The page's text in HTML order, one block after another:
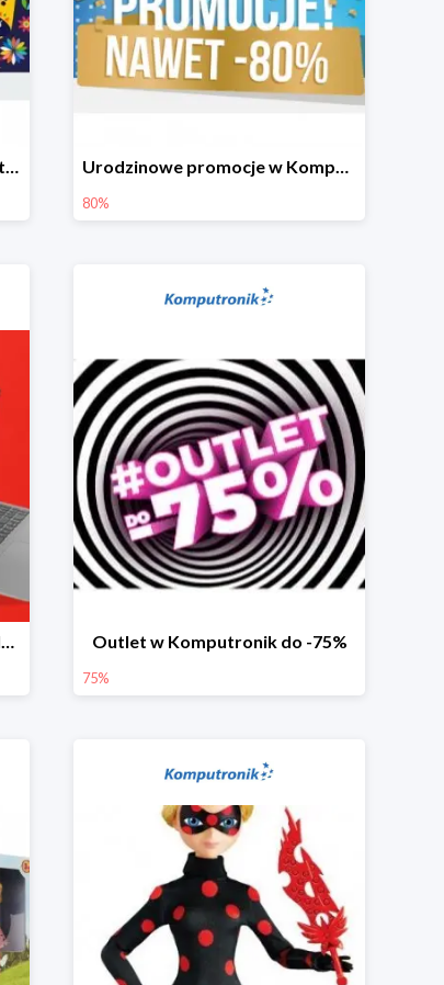
Okazje na Halloween w Komputronik do -80% Urodzinowe promocje w Komputronik do -80%
80%
Laptopy Lenovo IdeaPad 3 lub IdeaPad 5 -300 zł Outlet w Komputronik do -75%
75%